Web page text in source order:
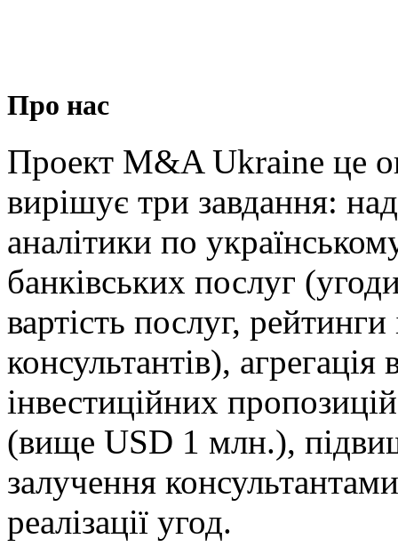
Про нас
Проект M&A Ukraine це
вирішує три завдання:
аналітики по
банківських послуг
вартість послуг, рейтинги
консультантів),
інвестиційних
(вище USD 1 млн.),
залучення
реалізації угод.